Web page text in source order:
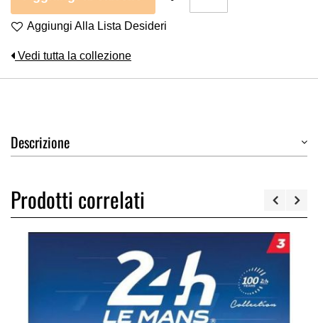
Aggiungi Alla Lista Desideri
Vedi tutta la collezione
Descrizione
Prodotti correlati